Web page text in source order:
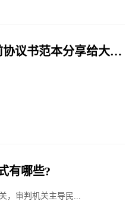
议书范本分享给大家
有哪些?
，审判机关主导民...